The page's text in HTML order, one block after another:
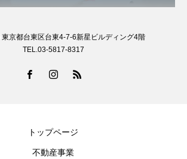
京都台東区台東4-7-6新星ビルディング4階
TEL.03-5817-8317
トップページ
不動産事業